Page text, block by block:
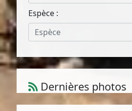
Espèce :
Espèce
Dernières photos
Amaranthus muricatus